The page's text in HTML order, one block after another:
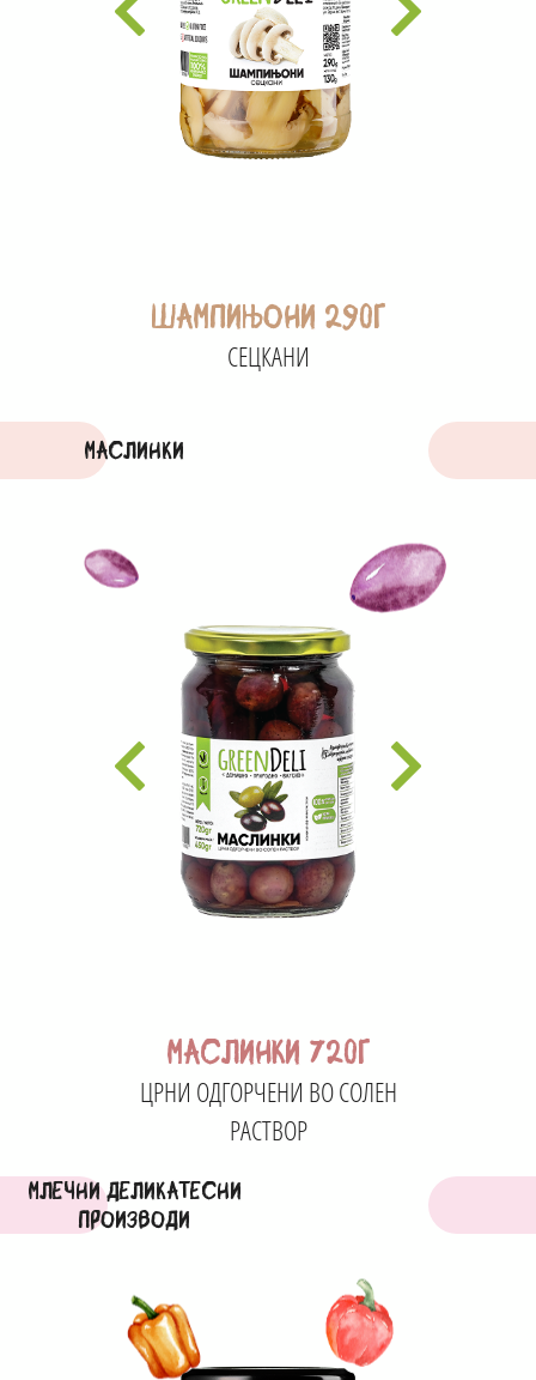
ШАМПИЊОНИ 290г
СЕЦКАНИ
МАСЛИНКИ
МАСЛИНКИ 720г
ЦРНИ ОДГОРЧЕНИ ВО СОЛЕН
РАСТВОР
МЛЕЧНИ ДЕЛИКАТЕСНИ
ПРОИЗВОДИ